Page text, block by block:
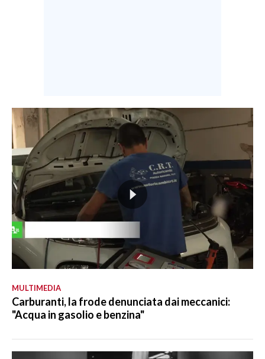
MULTIMEDIA
Carburanti, la frode denunciata dai meccanici:
"Acqua in gasolio e benzina"